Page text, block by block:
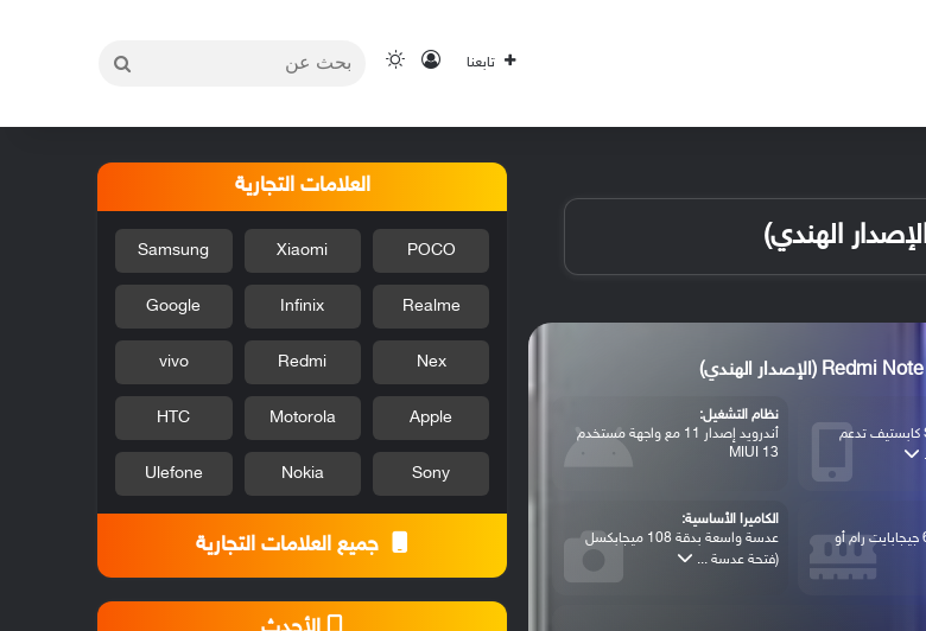
تابعنا تسجيل الدخول
الوضع المظلم
Super AMOLED كابستيف تدعم
نظام التشغيل:
أندرويد إصدار 11 مع واجهة مستخدم
MIUI 13
64 جيجابايت مع 6 جيجابايت رام أو
الكاميرا الأساسية:
عدسة واسعة بدقة 108 ميجابكسل
(فتحة عدسة ...
العلامات التجارية
POCO
Xiaomi
Samsung
Realme
Infinix
Google
Nex
Redmi
vivo
Apple
Motorola
HTC
Sony
Nokia
Ulefone
جميع العلامات التجارية